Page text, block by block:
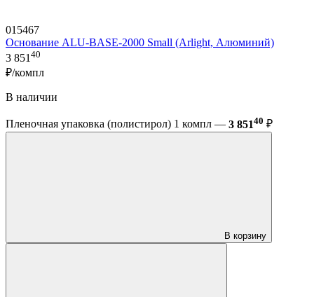
015467
Основание ALU-BASE-2000 Small (Arlight, Алюминий)
3 85140
₽/компл
В наличии
Пленочная упаковка (полистирол) 1 компл — 3 85140 ₽
В корзину